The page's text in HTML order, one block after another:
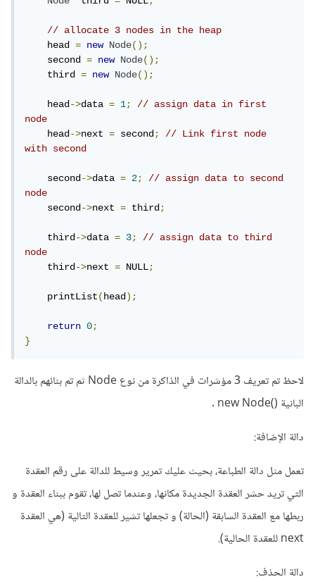
// allocate 3 nodes in the heap
    head
= new Node();
    second
= new Node();
    third
= new Node();
    head
->data = 1;
// assign data in first
node
    head
->next = second;
// Link first node
with second
    second
->data = 2;
// assign data to second
node
    second
->next = third;
    third
->data = 3;
// assign data to third
node
    third
->next = NULL;
    printList
(head);
return 0;
}
لاحظ تم تعريف 3 مؤشرات في الذاكرة من نوع Node ثم تم بنائهم بالدالة
البانية ()new Node .
دالة الإضافة:
تعمل مثل دالة الطباعة، بحيث عليك تمرير وسيط للدالة على رقم العقدة
التي تريد حشر العقدة الجديدة مكانها، وعندما تصل لها، تقوم ببناء العقدة و
ربطها مع العقدة السابقة (الحالة) و تجعلها تشير للعقدة التالية (هي العقدة
next للعقدة الحالية).
دالة الحذف: